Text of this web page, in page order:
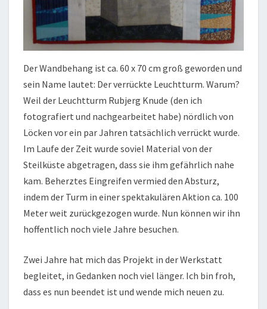
Der Wandbehang ist ca. 60 x 70 cm groß geworden und
sein Name lautet: Der verrückte Leuchtturm. Warum?
Weil der Leuchtturm Rubjerg Knude (den ich
fotografiert und nachgearbeitet habe) nördlich von
Löcken vor ein par Jahren tatsächlich verrückt wurde.
Im Laufe der Zeit wurde soviel Material von der
Steilküste abgetragen, dass sie ihm gefährlich nahe
kam. Beherztes Eingreifen vermied den Absturz,
indem der Turm in einer spektakulären Aktion ca. 100
Meter weit zurückgezogen wurde. Nun können wir ihn
hoffentlich noch viele Jahre besuchen.
Zwei Jahre hat mich das Projekt in der Werkstatt
begleitet, in Gedanken noch viel länger. Ich bin froh,
dass es nun beendet ist und wende mich neuen zu.